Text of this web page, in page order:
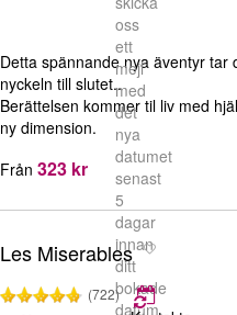
oss
ett
mejl
med
det
nya
datumet
senast
5
dagar
innan
ditt
bokade
datum.
Detta spännande nya äventyr
nyckeln till slutet..
Berättelsen kommer til liv med
ny dimension.
Från 323 kr
Les Miserables
(722)